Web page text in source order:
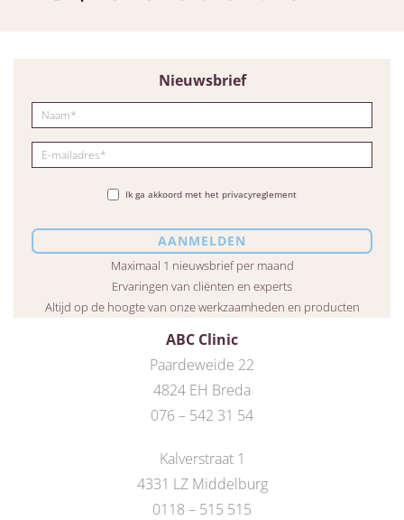
ABC Clinic
Paardeweide 22
4824 EH Breda
076 – 542 31 54
Kalverstraat 1
4331 LZ Middelburg
0118 – 515 515
Nieuwsbrief
Ik ga akkoord met het privacyreglement
Maximaal 1 nieuwsbrief per maand
Ervaringen van cliënten en experts
Altijd op de hoogte van onze werkzaamheden en producten